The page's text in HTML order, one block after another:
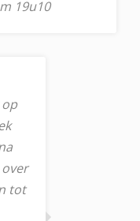
19u10
tot